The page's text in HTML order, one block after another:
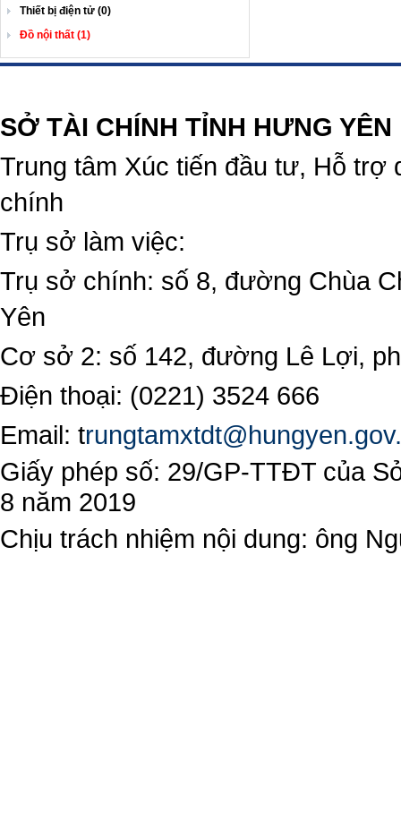
Thiết bị điện tử (0)
Đồ nội thất (1)
SỞ TÀI CHÍNH TỈNH HƯNG YÊN
Trung tâm Xúc tiến đầu tư, Hỗ trợ
chính
Trụ sở làm việc:
Trụ sở chính: số 8, đường Chùa
Yên
Cơ sở 2: số 142, đường Lê Lợi,
Điện thoại: (0221) 3524 666
Email: t
Giấy phép số: 29/GP-TTĐT của
8 năm 2019
Chịu trách nhiệm nội dung: ông